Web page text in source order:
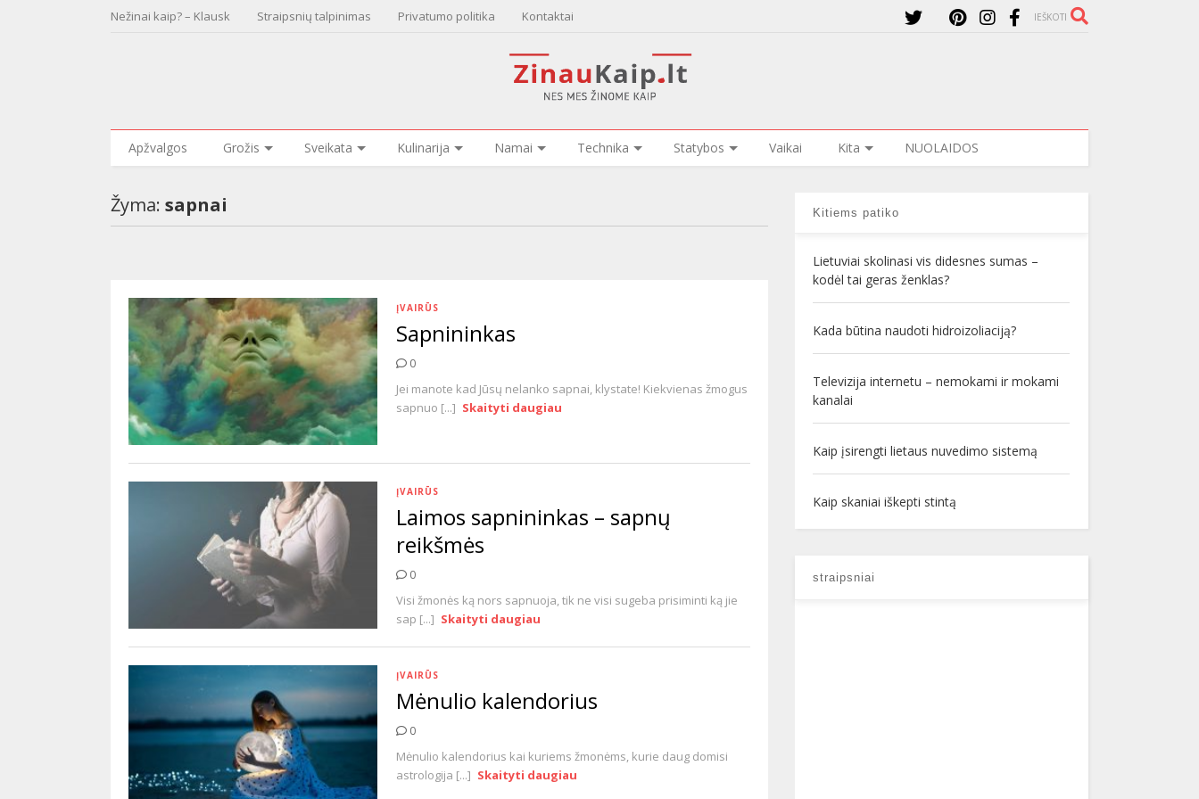
Nežinai kaip? – Klausk Straipsnių talpinimas Privatumo politika Kontaktai IEŠKOTI
Apžvalgos Grožis Sveikata Kulinarija Namai Technika Statybos Vaikai Kita NUOLAIDOS
Žyma:sapnai
ĮVAIRŪS
Sapnininkas
0
Jei manote kad Jūsų nelanko sapnai, klystate! Kiekvienas žmogus
sapnuo [...] Skaityti daugiau
ĮVAIRŪS
Laimos sapnininkas – sapnų
reikšmės
0
Visi žmonės ką nors sapnuoja, tik ne visi sugeba prisiminti ką jie
sap [...] Skaityti daugiau
ĮVAIRŪS
Mėnulio kalendorius
0
Mėnulio kalendorius kai kuriems žmonėms, kurie daug domisi
astrologija [...] Skaityti daugiau
Kitiems patiko
Lietuviai skolinasi vis didesnes sumas –
kodėl tai geras ženklas?
Kada būtina naudoti hidroizoliaciją?
Televizija internetu – nemokami ir mokami
kanalai
Kaip įsirengti lietaus nuvedimo sistemą
Kaip skaniai iškepti stintą
straipsniai